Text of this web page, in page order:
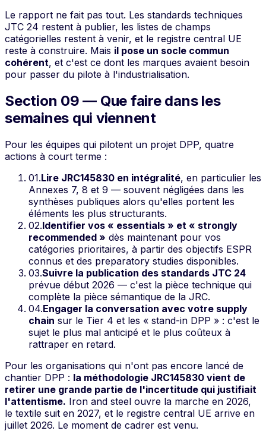
Le rapport ne fait pas tout. Les standards techniques
JTC 24 restent à publier, les listes de champs
catégorielles restent à venir, et le registre central UE
reste à construire. Mais il pose un socle commun
cohérent, et c'est ce dont les marques avaient besoin
pour passer du pilote à l'industrialisation.
Section 09 — Que faire dans les
semaines qui viennent
Pour les équipes qui pilotent un projet DPP, quatre
actions à court terme :
01.Lire JRC145830 en intégralité, en particulier les
Annexes 7, 8 et 9 — souvent négligées dans les
synthèses publiques alors qu'elles portent les
éléments les plus structurants.
02.Identifier vos « essentials » et « strongly
recommended » dès maintenant pour vos
catégories prioritaires, à partir des objectifs ESPR
connus et des preparatory studies disponibles.
03.Suivre la publication des standards JTC 24
prévue début 2026 — c'est la pièce technique qui
complète la pièce sémantique de la JRC.
04.Engager la conversation avec votre supply
chain sur le Tier 4 et les « stand-in DPP » : c'est le
sujet le plus mal anticipé et le plus coûteux à
rattraper en retard.
Pour les organisations qui n'ont pas encore lancé de
chantier DPP : la méthodologie JRC145830 vient de
retirer une grande partie de l'incertitude qui justifiait
l'attentisme. Iron and steel ouvre la marche en 2026,
le textile suit en 2027, et le registre central UE arrive en
juillet 2026. Le moment de cadrer est venu.